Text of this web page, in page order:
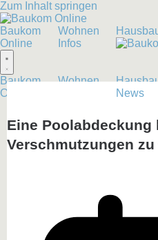
Zum Inhalt springen
Baukom
Online
Wohnen
Infos
Baukom
Online
Wohnen
News
Eine Poolabdeckung
Verschmutzungen